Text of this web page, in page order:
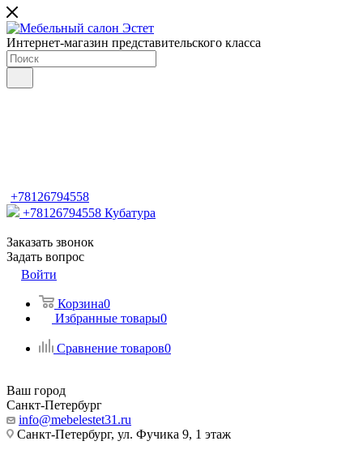
Интернет-магазин представительского класса
+78126794558
+78126794558 Кубатура
Заказать звонок
Задать вопрос
Войти
Корзина0
Избранные товары0
Сравнение товаров0
Ваш город
Санкт-Петербург
info@mebelestet31.ru
Санкт-Петербург, ул. Фучика 9, 1 этаж